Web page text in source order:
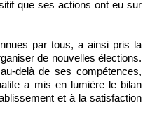
que ses actions ont eu sur
par tous, a ainsi pris la
de nouvelles élections.
delà de ses compétences,
a mis en lumière le bilan
et à la satisfaction